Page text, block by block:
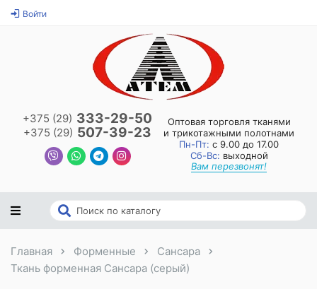
Войти
+375 (29) 333-29-50
+375 (29) 507-39-23
Оптовая торговля тканями
и трикотажными полотнами
Пн-Пт: с 9.00 до 17.00
Сб-Вс: выходной
Вам перезвонят!
Главная Форменные
Сансара
Ткань форменная Сансара (серый)